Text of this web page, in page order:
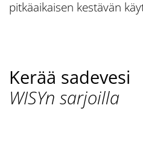
pitkäaikaisen kestävän
Kerää sadevesi
WISYn sarjoilla